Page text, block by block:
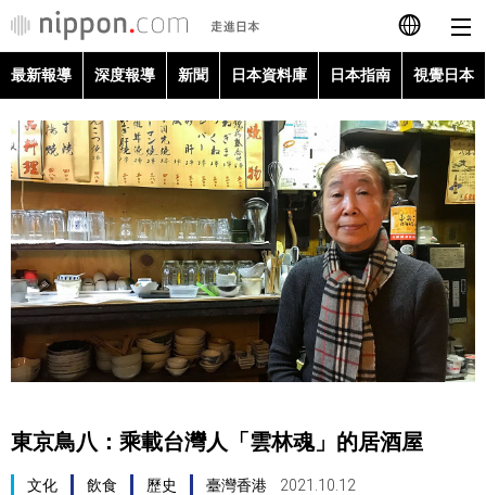
日本語
English
简体字
Français
Español
العربية
最新報導
深度報導
新聞
日本指南
最新報導 深度報導 新聞 日本資料庫 日本指南 視覺日本
東京鳥八：乘載台灣人「雲林魂」的居酒屋
文化 飲食 歷史 臺灣香港 2021.10.12